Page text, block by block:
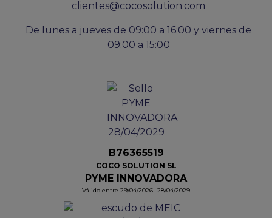
clientes@cocosolution.com
De lunes a jueves de 09:00 a 16:00 y viernes de
09:00 a 15:00
B76365519
COCO SOLUTION SL
PYME INNOVADORA
Válido entre 29/04/2026- 28/04/2029